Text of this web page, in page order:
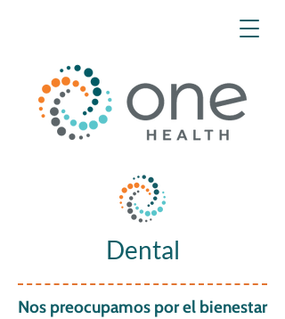
Dental
Nos preocupamos por el bienestar